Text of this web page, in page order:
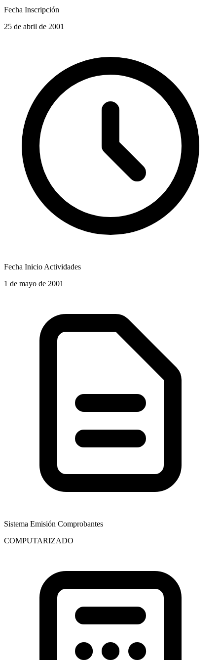
Fecha Inscripción
25 de abril de 2001
Fecha Inicio Actividades
1 de mayo de 2001
Sistema Emisión Comprobantes
COMPUTARIZADO